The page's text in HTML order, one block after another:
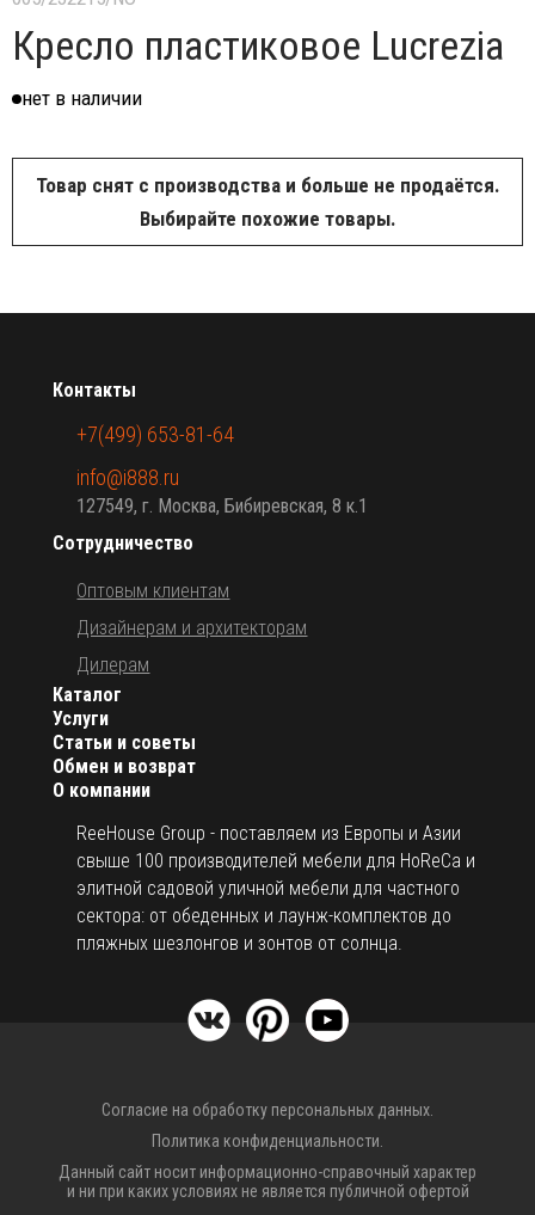
Кресло пластиковое Lucrezia
нет в наличии
Товар снят с производства и больше не продаётся.
Выбирайте похожие товары.
О компании
ReeHouse Group - поставляем из Европы и Азии
свыше 100 производителей мебели для HoReCa и
элитной садовой уличной мебели для частного
сектора: от обеденных и лаунж-комплектов до
пляжных шезлонгов и зонтов от солнца.
Каталог
Услуги
Статьи и советы
Обмен и возврат
Сотрудничество
Оптовым клиентам
Дизайнерам и архитекторам
Дилерам
Контакты
+7(499) 653-81-64
info@i888.ru
127549, г. Москва, Бибиревская, 8 к.1
Согласие на обработку персональных данных.
Политика конфиденциальности.
Данный сайт носит информационно-справочный характер
и ни при каких условиях не является публичной офертой